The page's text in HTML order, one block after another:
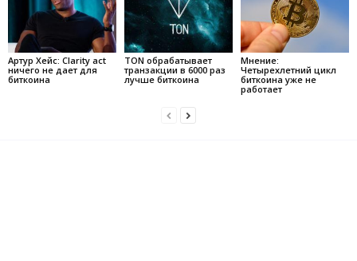
Артур Хейс: Clarity act
ничего не дает для
биткоина
TON обрабатывает
транзакции в 6000 раз
лучше биткоина
Мнение:
Четырехлетний цикл
биткоина уже не
работает